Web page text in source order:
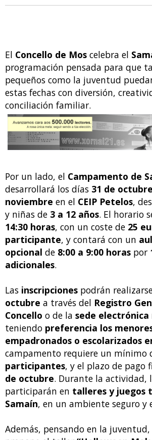
El Concello de Mos celebra el
programación pensada para que
pequeños como la juventud
estas fechas con diversión,
conciliación familiar.
Por un lado, el Campamento de
desarrollará los días 31 de
noviembre en el CEIP Petelos,
y niñas de 3 a 12 años. El horario
14:30 horas, con un coste de 25
participante, y contará con un
opcional de 8:00 a 9:00 horas por
adicionales.
Las inscripciones podrán
octubre a través del Registro
Concello o de la sede electrónica
teniendo preferencia los
empadronados o escolarizados
campamento requiere un mínimo
participantes, y el plazo de pago
de octubre. Durante la actividad,
participarán en talleres y juegos
Samaín, en un ambiente seguro y
Además, pensando en la juventud,